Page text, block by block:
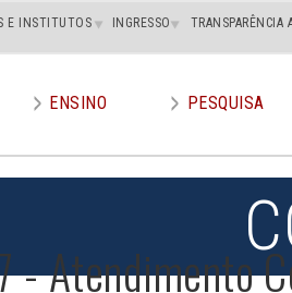
E INSTITUTOS INGRESSO TRANSPARÊNCIA
ENSINO PESQUISA
- Atendimento